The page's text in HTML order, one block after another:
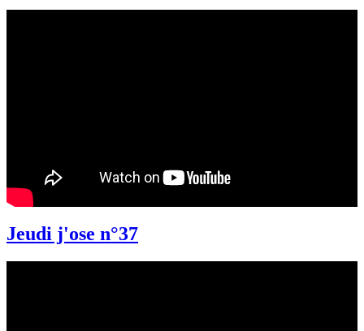
Jeudi j'ose n°37